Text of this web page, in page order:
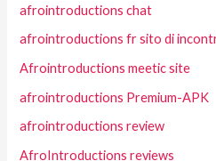
afrointroductions chat
afrointroductions fr sito di
Afrointroductions meetic site
afrointroductions Premium-APK
afrointroductions review
AfroIntroductions reviews